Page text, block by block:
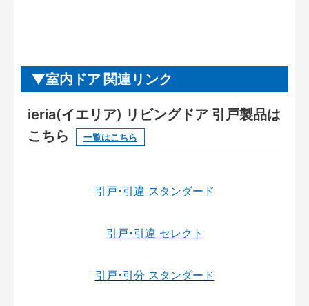
室内ドア 関連リンク
ieria(イエリア) リビングドア 引戸製品は
こちら
一覧はこちら
引戸･引違 スタンダード
引戸･引違 セレクト
引戸･引分 スタンダード